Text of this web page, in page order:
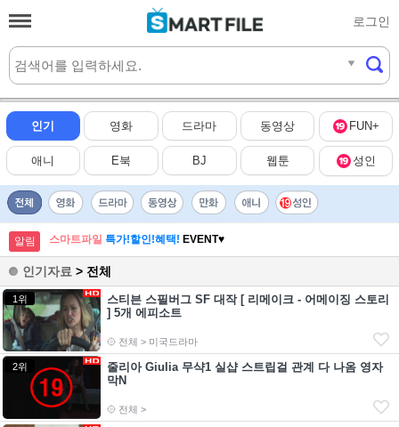
로그인
실시간HOT
인기 영화 드라마 동영상 FUN+
애니 E북 BJ 웹툰 성인
알림 스마트파일 특가!할인!혜택! EVENT♥
인기자료 > 전체
1위
스티븐 스필버그 SF 대작 [ 리메이크 - 어메이징 스토리
] 5개 에피소트
전체 > 미국드라마
2위
줄리아 Giulia 무샥1 실샵 스트립걸 관계 다 나옴 영자
막N
전체 >